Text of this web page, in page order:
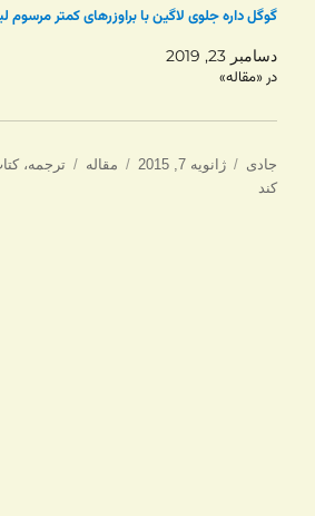
گوگل داره جلوی لاگین با براوزرهای کمتر مرسوم
دسامبر 23, 2019
در «مقاله»
نویسنده
جادی
ارسال
ژانویه 7, 2015 دسته‌ها
مقاله برچسب‌ها
ترجمه،
کند